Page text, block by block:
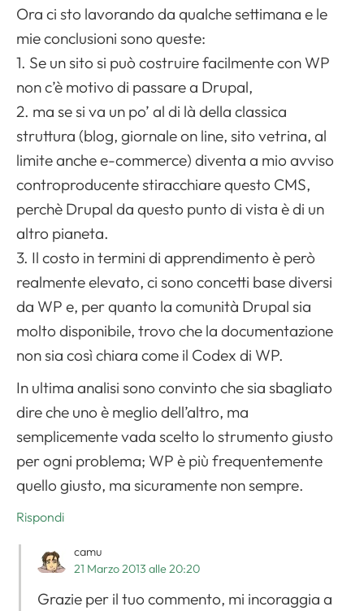
Ora ci sto lavorando da qualche settimana e le
mie conclusioni sono queste:
1. Se un sito si può costruire facilmente con WP
non c’è motivo di passare a Drupal,
2. ma se si va un po’ al di là della classica
struttura (blog, giornale on line, sito vetrina, al
limite anche e-commerce) diventa a mio avviso
controproducente stiracchiare questo CMS,
perchè Drupal da questo punto di vista è di un
altro pianeta.
3. Il costo in termini di apprendimento è però
realmente elevato, ci sono concetti base diversi
da WP e, per quanto la comunità Drupal sia
molto disponibile, trovo che la documentazione
non sia così chiara come il Codex di WP.
In ultima analisi sono convinto che sia sbagliato
dire che uno è meglio dell’altro, ma
semplicemente vada scelto lo strumento giusto
per ogni problema; WP è più frequentemente
quello giusto, ma sicuramente non sempre.
Rispondi
camu
21 Marzo 2013 alle 20:20
Grazie per il tuo commento, mi incoraggia a